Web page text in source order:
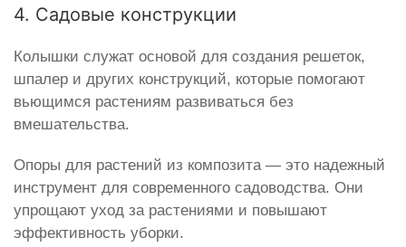
4. Садовые конструкции
Колышки служат основой для создания решеток,
шпалер и других конструкций, которые помогают
вьющимся растениям развиваться без
вмешательства.
Опоры для растений из композита — это надежный
инструмент для современного садоводства. Они
упрощают уход за растениями и повышают
эффективность уборки.